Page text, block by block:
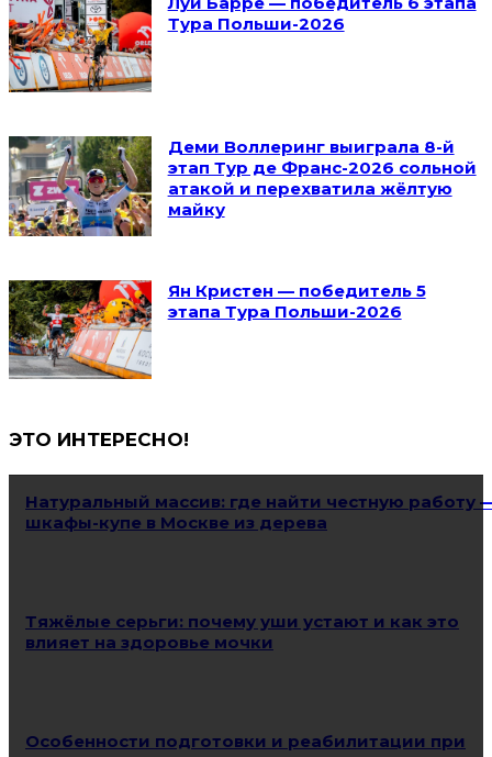
Тура Польши-2026
Деми Воллеринг выиграла 8-й
этап Тур де Франс-2026 сольной
атакой и перехватила жёлтую
майку
Ян Кристен — победитель 5
этапа Тура Польши-2026
ЭТО ИНТЕРЕСНО!
Натуральный массив: где найти честную работу
шкафы-купе в Москве из дерева
Тяжёлые серьги: почему уши устают и как это
влияет на здоровье мочки
Особенности подготовки и реабилитации при